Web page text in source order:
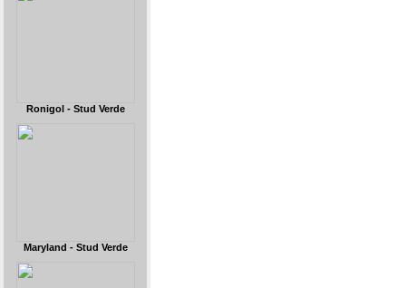
Ronigol - Stud Verde
Maryland - Stud Verde